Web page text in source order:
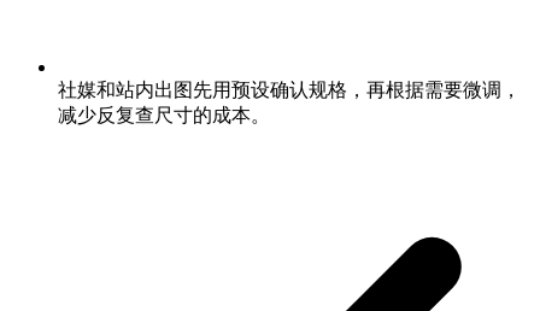
社媒和站内出图先用预设确认规格，再根据需要微调，
减少反复查尺寸的成本。